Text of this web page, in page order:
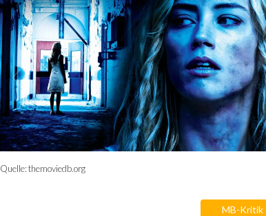
Quelle:themoviedb.org
MB-Kritik